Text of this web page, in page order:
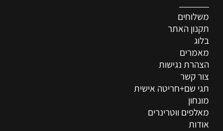
משלוחים
תקנון האתר
בלוג
מאמרים
הצהרת נגישות
צור קשר
תגי שם+חריטה אישית
מונחון
מאלפים ווטרינרים
אודות